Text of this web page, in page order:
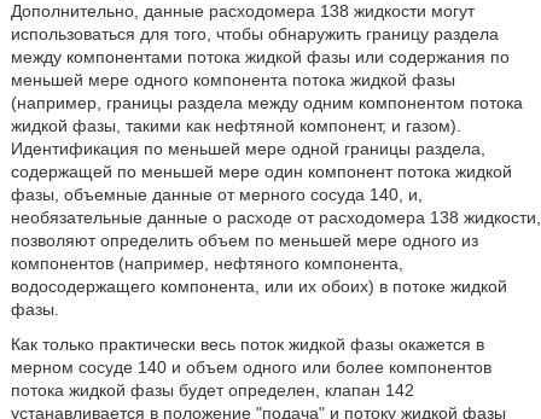
Дополнительно, данные расходомера 138 жидкости могут
использоваться для того, чтобы обнаружить границу раздела
между компонентами потока жидкой фазы или содержания по
меньшей мере одного компонента потока жидкой фазы
(например, границы раздела между одним компонентом потока
жидкой фазы, такими как нефтяной компонент, и газом).
Идентификация по меньшей мере одной границы раздела,
содержащей по меньшей мере один компонент потока жидкой
фазы, объемные данные от мерного сосуда 140, и,
необязательные данные о расходе от расходомера 138 жидкости,
позволяют определить объем по меньшей мере одного из
компонентов (например, нефтяного компонента,
водосодержащего компонента, или их обоих) в потоке жидкой
фазы.
Как только практически весь поток жидкой фазы окажется в
мерном сосуде 140 и объем одного или более компонентов
потока жидкой фазы будет определен, клапан 142
устанавливается в положение "подача" и потоку жидкой фазы